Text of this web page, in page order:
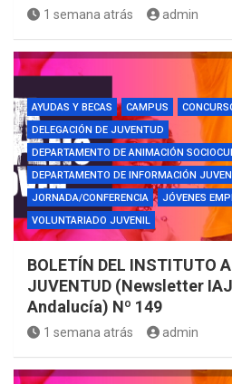
1 semana atrás admin
AYUDAS Y BECAS CAMPUS
DELEGACIÓN DE JUVENTUD
DEPARTAMENTO DE ANIMACIÓN
DEPARTAMENTO DE INFORMACIÓN
JORNADA/CONFERENCIA
JÓVENES
VOLUNTARIADO JUVENIL
BOLETÍN DEL INSTITUTO
JUVENTUD (Newsletter
Andalucía) Nº 149
1 semana atrás admin